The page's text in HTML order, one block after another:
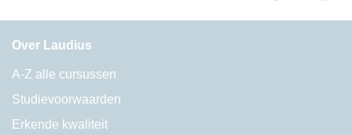
Over Laudius
A-Z alle cursussen
Studievoorwaarden
Erkende kwaliteit